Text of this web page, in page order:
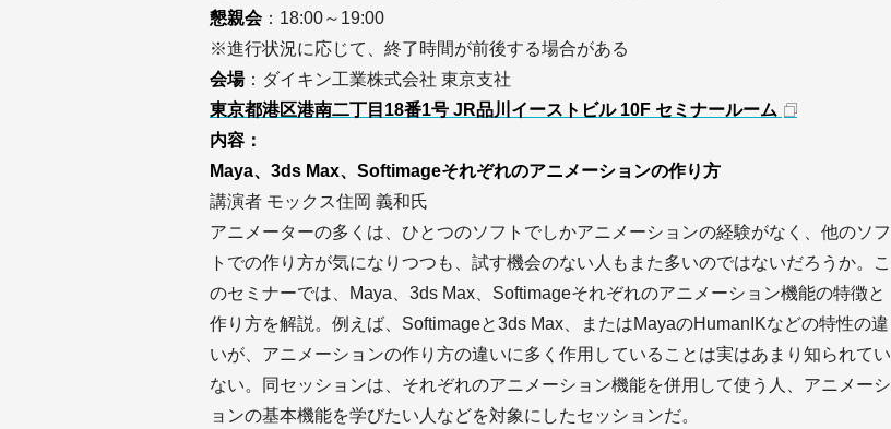
懇親会：18:00～19:00
※進行状況に応じて、終了時間が前後する場合がある
会場：ダイキン工業株式会社 東京支社
東京都港区港南二丁目18番1号 JR品川イーストビル 10F セミナールーム
内容：
Maya、3ds Max、Softimageそれぞれのアニメーションの作り方
講演者 モックス住岡 義和氏
アニメーターの多くは、ひとつのソフトでしかアニメーションの経験がなく、他のソフ
トでの作り方が気になりつつも、試す機会のない人もまた多いのではないだろうか。こ
のセミナーでは、Maya、3ds Max、Softimageそれぞれのアニメーション機能の特徴と
作り方を解説。例えば、Softimageと3ds Max、またはMayaのHumanIKなどの特性の違
いが、アニメーションの作り方の違いに多く作用していることは実はあまり知られてい
ない。同セッションは、それぞれのアニメーション機能を併用して使う人、アニメーシ
ョンの基本機能を学びたい人などを対象にしたセッションだ。